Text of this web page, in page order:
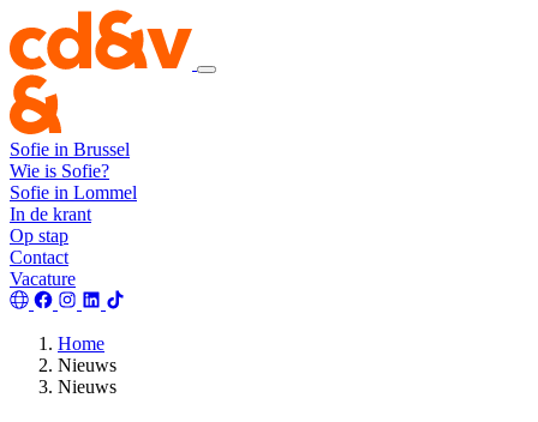
Sofie in Brussel
Wie is Sofie?
Sofie in Lommel
In de krant
Op stap
Contact
Vacature
Home
Nieuws
Nieuws